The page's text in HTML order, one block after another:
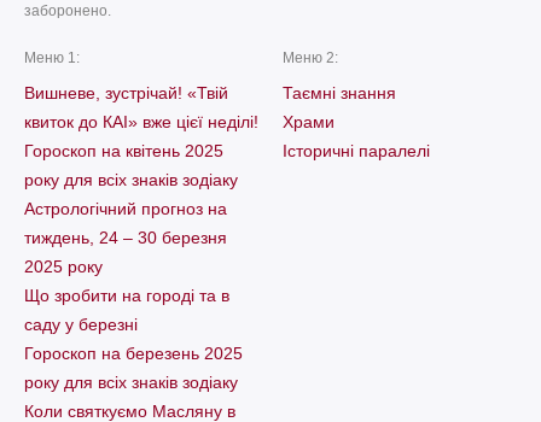
заборонено.
Меню 1:
Вишневе, зустрічай! «Твій
квиток до КАІ» вже цієї неділі!
Гороскоп на квітень 2025
року для всіх знаків зодіаку
Астрологічний прогноз на
тиждень, 24 – 30 березня
2025 року
Що зробити на городі та в
саду у березні
Гороскоп на березень 2025
року для всіх знаків зодіаку
Коли святкуємо Масляну в
Меню 2:
Таємні знання
Храми
Історичні паралелі